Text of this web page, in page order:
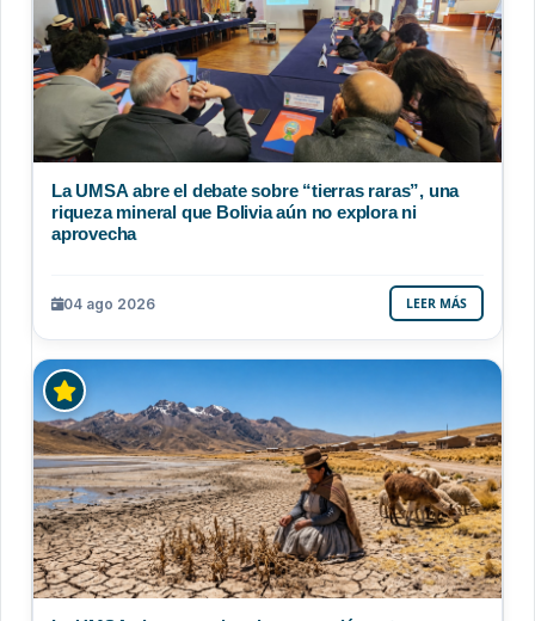
La UMSA abre el debate sobre “tierras raras”, una
riqueza mineral que Bolivia aún no explora ni
aprovecha
04 ago 2026 LEER MÁS